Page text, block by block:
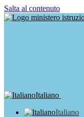
Salta al contenuto
Italiano
Italiano